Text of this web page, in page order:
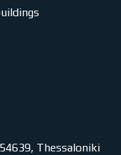
Thessaloniki